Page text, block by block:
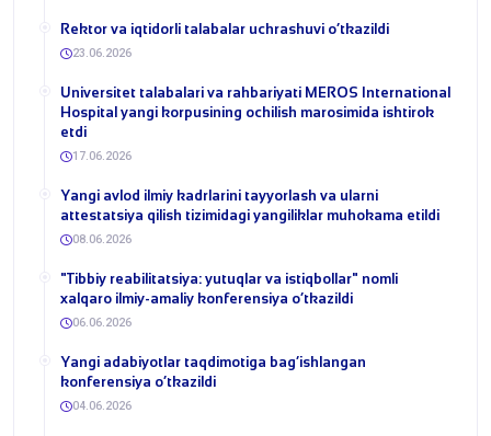
​Rektor va iqtidorli talabalar uchrashuvi o‘tkazildi
23.06.2026
Universitet talabalari va rahbariyati MEROS International
Hospital yangi korpusining ochilish marosimida ishtirok
etdi
17.06.2026
Yangi avlod ilmiy kadrlarini tayyorlash va ularni
attestatsiya qilish tizimidagi yangiliklar muhokama etildi
08.06.2026
​"Tibbiy reabilitatsiya: yutuqlar va istiqbollar" nomli
xalqaro ilmiy-amaliy konferensiya o‘tkazildi
06.06.2026
​Yangi adabiyotlar taqdimotiga bag‘ishlangan
konferensiya o‘tkazildi
04.06.2026